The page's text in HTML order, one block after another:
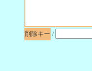
削除キー /